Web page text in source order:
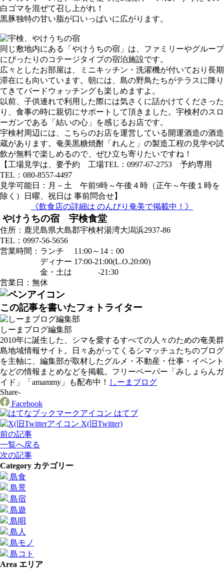
白ゴマを混ぜて召し上がれ！
黒豚独特の甘い脂が口いっぱいに広がります。
同じ敷地内にある「やけうちの宿」は、ファミリーやグループ
にぴったりのコテージタイプの宿泊施設です。
広々としたお部屋は、ミニキッチン・洗濯機が付いており長期
滞在にも向いています。朝には、島の野鳥たちがテラスに降り
てきてバードウォッチングも楽しめますよ。
以前、子供連れで利用した際には気さくに話かけてくださった
り、食事の時に親切にサポートして頂きました。宇検村のスロ
ーガンである「結いの心」を感じるお店です。
宇検村周辺には、こちらのお店を運営している開運酒造の酒造
蔵があります。奄美黒糖焼酎「れんと」の製造工程の見学や試
飲が無料で楽しめるので、ぜひ立ち寄りたいですね！
【工場見学は、要予約 工場TEL：0997-67-2753 予約専用
TEL：080-8557-4497
見学可能日：月－土 午前9時～午後４時（正午～午後１時を
除く）日曜、祝日は 事前問合せ】
《飲食店の詳細は のんびり奄美で掲載中！》
やけうちの宿 宇検食堂
住所：鹿児島県大島郡宇検村湯湾大潟浜2937-86
TEL：0997-56-5656
営業時間：ランチ 11:00～14：00
ディナー 17:00-21:00(L.O.20:00)
金・土は -21:30
営業日：無休
この記事を書いたフォトライター
しーまブログ編集部
2010年に誕生した、シマを愛するすべての人々のための奄美群
島地域情報サイト。日々あがってくるシマッチュたちのブログ
を主軸に、編集部が取材したグルメ・不動産・仕事・イベント
などの情報まとめなどを掲載。フリーペーパー「みしょらんガ
イド」「amammy」も配布中！ しーまブログ
Share-
Facebook
はてブ
X(旧Twitter)
前の記事
一覧へ戻る
次の記事
Category カテゴリー
島食
島景
島宿
島遊
島唄
島人
島モノ
島コト
Area エリア